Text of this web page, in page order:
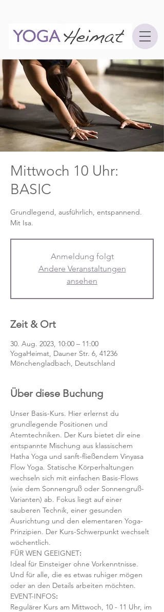
Mittwoch 10 Uhr:
BASIC
Grundlegend, ausführlich, entspannend.
Mit Isa.
Anmeldung folgt
Andere Veranstaltungen
ansehen
Zeit & Ort
30. Aug. 2023, 10:00 – 11:00
YogaHeimat, Dauner Str. 6, 41236
Mönchengladbach, Deutschland
Über diese Buchung
Unser Basis-Kurs. Hier erlernst du
grundlegende Positionen und
Atemtechniken. Der Kurs bietet dir eine
entspannte Mischung aus klassischem
Hatha Yoga und sanft-fließendem Vinyasa
Flow Yoga. Statische Körperhaltungen
wechseln sich mit einfachen Basis-Flows
(wie dem Sonnengruß oder Sonnengruß-
Varianten) ab. Fokus liegt auf einer
sauberen Technik, einer gesunden
Ausrichtung und den elementaren Yoga-
Prinzipien. Der Kurs-Schwerpunkt wechselt
wöchentlich.
FÜR WEN GEEIGNET:
Ideal für Einsteiger ohne Vorkenntnisse.
Und für alle, die es etwas ruhiger mögen
oder an den Details arbeiten möchten.
EVENT-INFOS:
Regulärer Kurs am Mittwoch, 10 - 11 Uhr, im